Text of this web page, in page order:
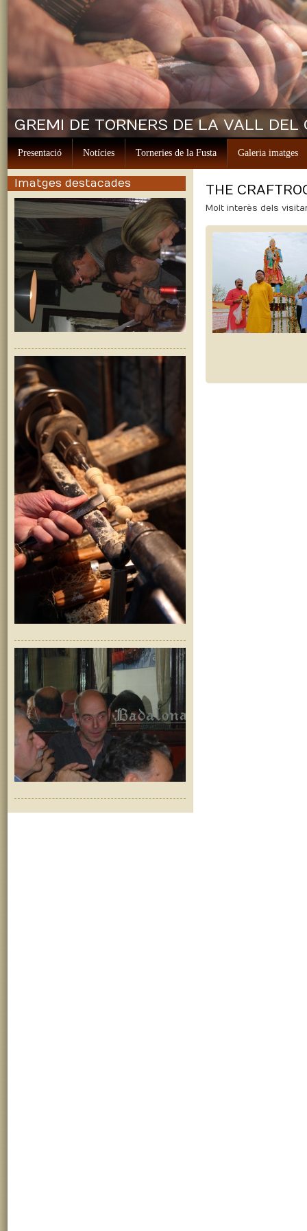
GREMI DE TORNERS DE LA VALL DEL
Presentació Notícies Torneries de la Fusta Galeria imatges
Imatges destacades THE
Molt interès dels